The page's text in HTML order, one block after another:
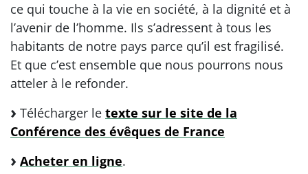
ce qui touche à la vie en société, à la dignité et à
l’avenir de l’homme. Ils s’adressent à tous les
habitants de notre pays parce qu’il est fragilisé.
Et que c’est ensemble que nous pourrons nous
atteler à le refonder.
Télécharger le texte sur le site de la
Conférence des évêques de France
Acheter en ligne.